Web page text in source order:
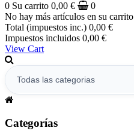
0 Su carrito 0,00 €
0
No hay más artículos en su carrito
Total (impuestos inc.) 0,00 €
Impuestos incluidos 0,00 €
View Cart
Categorías